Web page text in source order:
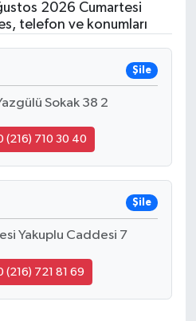
2026 Cumartesi
telefon ve konumları
Şile
Sokak 38 2
(216) 710 30 40
Şile
Yakuplu Caddesi 7
(216) 721 81 69